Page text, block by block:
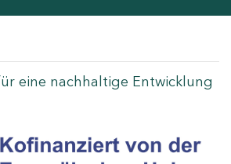
eine nachhaltige Entwicklung